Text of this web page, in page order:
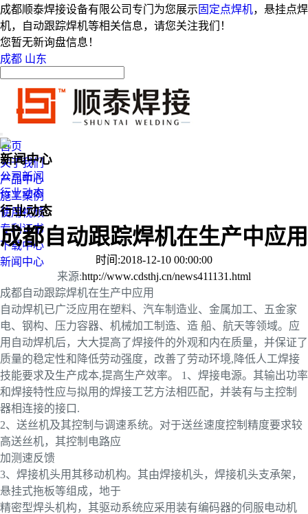
成都顺泰焊接设备有限公司专门为您展示 固定点焊机，悬挂点焊
机，自动跟踪焊机等相关信息，请您关注我们！
您暂无新询盘信息！
成都 山东
首页
关于我们
产品中心
施工案例
使用视频
专利证书
下载中心
新闻中心
新闻中心
公司新闻
行业动态
行业动态
成都自动跟踪焊机在生产中应用
时间:2018-12-10 00:00:00
来源:http://www.cdsthj.cn/news411131.html
成都自动跟踪焊机在生产中应用
自动焊机已广泛应用在塑料、汽车制造业、金属加工、五金家
电、钢构、压力容器、机械加工制造、造 船、航天等领域。应
用自动焊机后，大大提高了焊接件的外观和内在质量，并保证了
质量的稳定性和降低劳动强度，改善了劳动环境,降低人工焊接
技能要求及生产成本,提高生产效率。 1、焊接电源。其输出功率
和焊接特性应与拟用的焊接工艺方法相匹配，并装有与主控制
器相连接的接口.
2、送丝机及其控制与调速系统。对于送丝速度控制精度要求较
高送丝机，其控制电路应
加测速反馈
3、焊接机头用其移动机构。其由焊接机头，焊接机头支承架，
悬挂式拖板等组成，地于
精密型焊头机构，其驱动系统应采用装有编码器的伺服电动机